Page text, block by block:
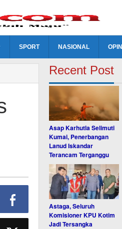
SPORT NASIONAL OPINI
Recent Post
Asap Karhutla Selimuti
Kumai, Penerbangan
Lanud Iskandar
Terancam Terganggu
Astaga, Seluruh
Komisioner KPU Kotim
Jadi Tersangka